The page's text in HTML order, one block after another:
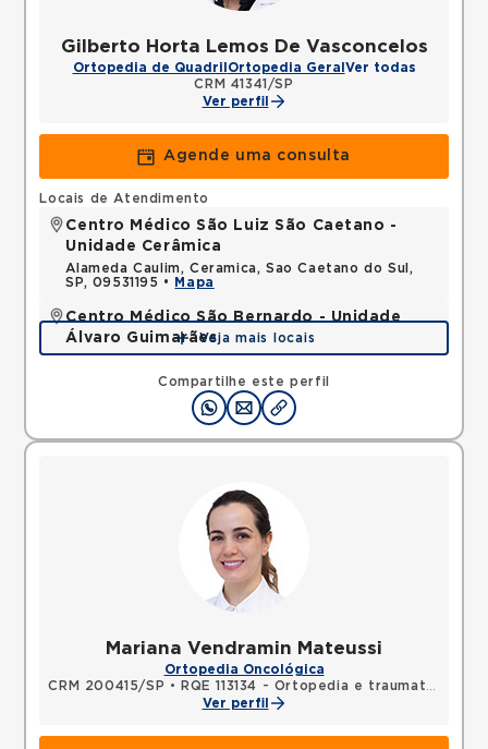
Gilberto Horta Lemos De Vasconcelos
Ortopedia de Quadril Ortopedia Geral Ver todas
CRM 41341/SP
Ver perfil
Agende uma consulta
Compartilhe este perfil
Locais de Atendimento
Centro Médico São Luiz São Caetano -
Unidade Cerâmica
Alameda Caulim, Ceramica, Sao Caetano do Sul,
SP, 09531195 •
Mapa
Centro Médico São Bernardo - Unidade
Álvaro Guimarães
Avenida Alvaro Guimaraes, Assuncao, Sao Bernardo
do Campo, SP, 09810010 •
Mapa
Veja mais locais
Mariana Vendramin Mateussi
Ortopedia Oncológica
CRM 200415/SP •
RQE 113134 - Ortopedia e traumatologia
Ver perfil